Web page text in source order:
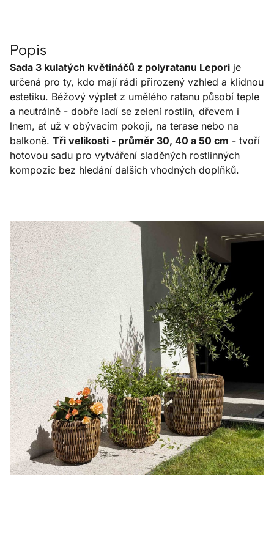
Popis
Sada 3 kulatých květináčů z polyratanu Lepori je
určená pro ty, kdo mají rádi přirozený vzhled a klidnou
estetiku. Béžový výplet z umělého ratanu působí teple
a neutrálně - dobře ladí se zelení rostlin, dřevem i
lnem, ať už v obývacím pokoji, na terase nebo na
balkoně. Tři velikosti - průměr 30, 40 a 50 cm - tvoří
hotovou sadu pro vytváření sladěných rostlinných
kompozic bez hledání dalších vhodných doplňků.